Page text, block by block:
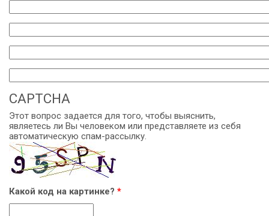
CAPTCHA
Этот вопрос задается для того, чтобы выяснить,
являетесь ли Вы человеком или представляете из себя
автоматическую спам-рассылку.
Какой код на картинке? *